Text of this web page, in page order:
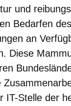
und
Bedarfen
an
Diese
IT-Stelle der